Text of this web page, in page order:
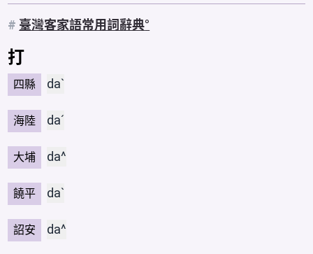
# 臺灣客家語常用詞辭典
打
四縣 daˋ
海陸 daˊ
大埔 da^
饒平 daˋ
詔安 da^